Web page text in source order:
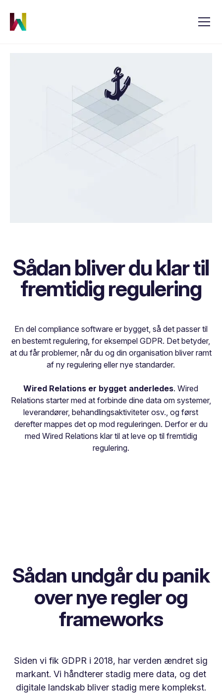
Sådan bliver du klar til
fremtidig regulering
En del compliance software er bygget, så det passer til
en bestemt regulering, for eksempel GDPR. Det betyder,
at du får problemer, når du og din organisation bliver ramt
af ny regulering eller nye standarder.
Wired Relations er bygget anderledes. Wired
Relations starter med at forbinde dine data om systemer,
leverandører, behandlingsaktiviteter osv., og først
derefter mappes det op mod reguleringen. Derfor er du
med Wired Relations klar til at leve op til fremtidig
regulering.
Sådan undgår du panik
over nye regler og
frameworks
Siden vi fik GDPR i 2018, har verden ændret sig
markant. Vi håndterer stadig mere data, og det
digitale landskab bliver stadig mere komplekst.